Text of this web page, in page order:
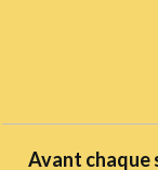
Avant chaque